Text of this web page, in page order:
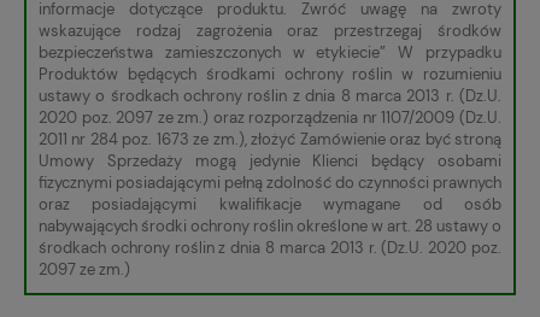
informacje dotyczące produktu. Zwróć uwagę na zwroty
wskazujące rodzaj zagrożenia oraz przestrzegaj środków
bezpieczeństwa zamieszczonych w etykiecie” W przypadku
Produktów będących środkami ochrony roślin w rozumieniu
ustawy o środkach ochrony roślin z dnia 8 marca 2013 r. (Dz.U.
2020 poz. 2097 ze zm.) oraz rozporządzenia nr 1107/2009 (Dz.U.
2011 nr 284 poz. 1673 ze zm.), złożyć Zamówienie oraz być stroną
Umowy Sprzedaży mogą jedynie Klienci będący osobami
fizycznymi posiadającymi pełną zdolność do czynności prawnych
oraz posiadającymi kwalifikacje wymagane od osób
nabywających środki ochrony roślin określone w art. 28 ustawy o
środkach ochrony roślin z dnia 8 marca 2013 r. (Dz.U. 2020 poz.
2097 ze zm.)